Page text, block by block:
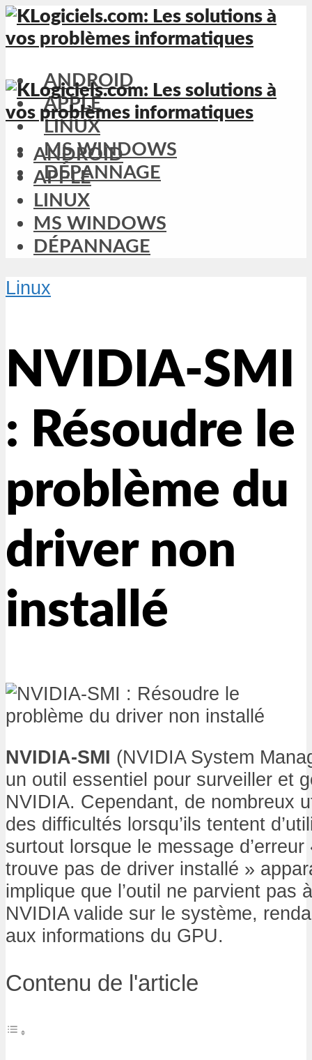
ANDROID
APPLE
LINUX
MS WINDOWS
DÉPANNAGE
ANDROID
APPLE
LINUX
MS WINDOWS
DÉPANNAGE
Linux
NVIDIA-SMI
: Résoudre le
problème du
driver non
installé
NVIDIA-SMI (NVIDIA System
un outil essentiel pour surveiller et
NVIDIA. Cependant, de nombreux
des difficultés lorsqu’ils tentent
surtout lorsque le message
trouve pas de driver installé »
implique que l’outil ne parvient pas
NVIDIA valide sur le système,
aux informations du GPU.
Contenu de l'article